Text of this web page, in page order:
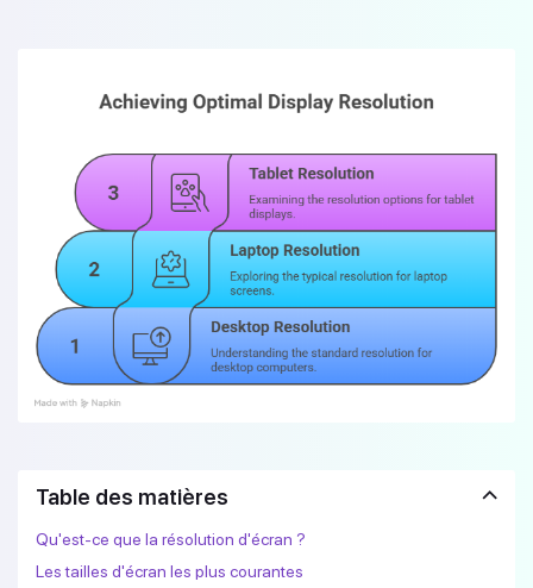
Table des matières
Qu'est-ce que la résolution d'écran ?
Les tailles d'écran les plus courantes